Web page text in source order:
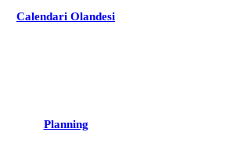
Calendari Olandesi
Planning